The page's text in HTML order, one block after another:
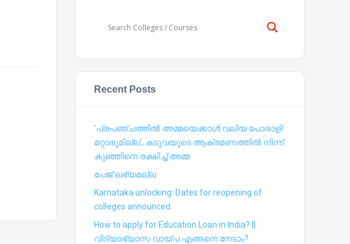
Recent Posts
‘പ്രപഞ്ചത്തില്‍ അമ്മയെക്കാള്‍ വലിയ പോരാളി
മറ്റാരുമില്ല’, കടുവയുടെ ആക്രമണത്തില്‍ നിന്ന്
കുഞ്ഞിനെ രക്ഷിച്ച് അമ്മ
പേജ് ലഭ്യമല്ല
Karnataka unlocking: Dates for reopening of
colleges announced
How to apply for Education Loan in India? ||
വിദ്യാഭ്യാസ വായ്പ എങ്ങനെ നേടാം?